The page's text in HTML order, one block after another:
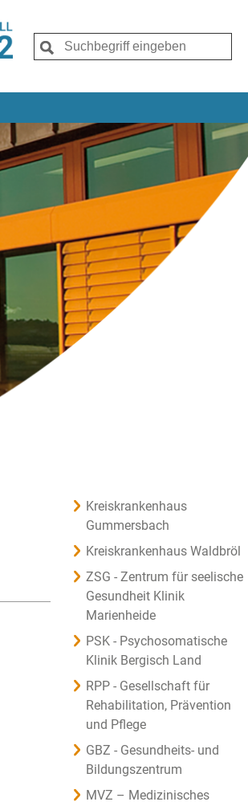
Kreiskrankenhaus
Gummersbach
Kreiskrankenhaus Waldbröl
ZSG - Zentrum für seelische
Gesundheit Klinik
Marienheide
PSK - Psychosomatische
Klinik Bergisch Land
RPP - Gesellschaft für
Rehabilitation, Prävention
und Pflege
GBZ - Gesundheits- und
Bildungszentrum
MVZ – Medizinisches